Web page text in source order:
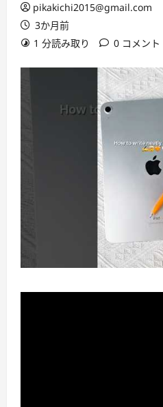
pikakichi2015@gmail.com
3か月前
1 分読み取り
0 コメント